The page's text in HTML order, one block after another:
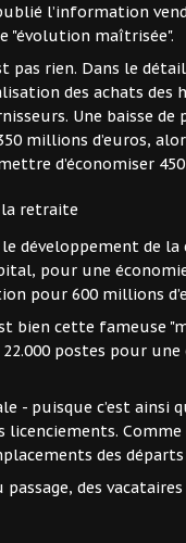
l’information
"évolution maîtrisée".
pas rien. Dans le
des achats
Une baisse de
millions d’euros,
d’économiser
la retraite
développement de
pour une
pour 600 millions
bien cette fameuse
postes pour
- puisque c’est ainsi
licenciements.
des
passage, des